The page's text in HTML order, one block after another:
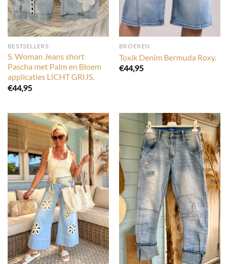
BESTSELLERS
S. Woman Jeans short
Pascha met Palm en Bloem
applicaties LICHT GRIJS.
€44,95
BROEKEN
Toxik Denim Bermuda Roxy.
€44,95